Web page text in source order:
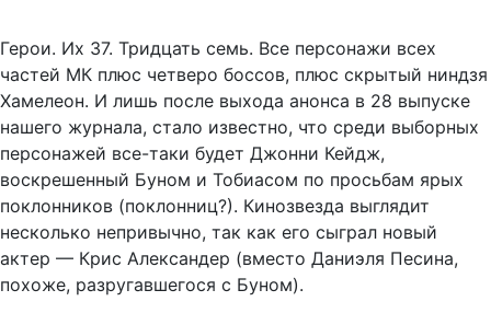
Герои. Их 37. Тридцать семь. Все персонажи всех
частей МК плюс четверо боссов, плюс скрытый ниндзя
Хамелеон. И лишь после выхода анонса в 28 выпуске
нашего журнала, стало известно, что среди выборных
персонажей все-таки будет Джонни Кейдж,
воскрешенный Буном и Тобиасом по просьбам ярых
поклонников (поклонниц?). Кинозвезда выглядит
несколько непривычно, так как его сыграл новый
актер — Крис Александер (вместо Даниэля Песина,
похоже, разругавшегося с Буном).